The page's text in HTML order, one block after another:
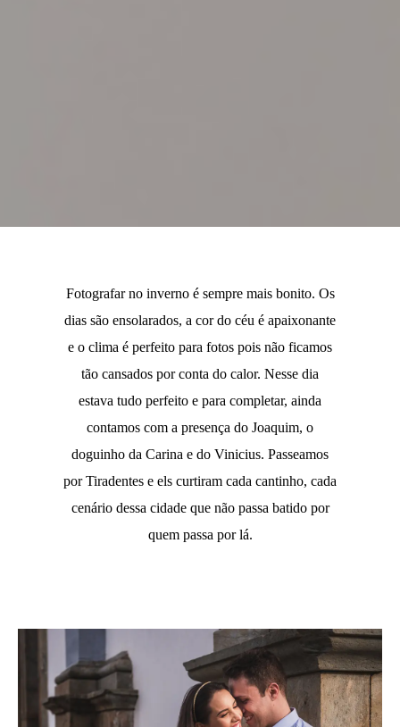
Fotografar no inverno é sempre mais bonito. Os
dias são ensolarados, a cor do céu é apaixonante
e o clima é perfeito para fotos pois não ficamos
tão cansados por conta do calor. Nesse dia
estava tudo perfeito e para completar, ainda
contamos com a presença do Joaquim, o
doguinho da Carina e do Vinicius. Passeamos
por Tiradentes e els curtiram cada cantinho, cada
cenário dessa cidade que não passa batido por
quem passa por lá.